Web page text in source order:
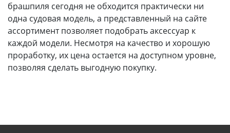
брашпиля сегодня не обходится практически ни
одна судовая модель, а представленный на сайте
ассортимент позволяет подобрать аксессуар к
каждой модели. Несмотря на качество и хорошую
проработку, их цена остается на доступном уровне,
позволяя сделать выгодную покупку.